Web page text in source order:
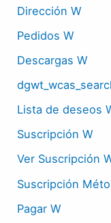
Dirección W
Pedidos W
Descargas W
Lista de deseos
Suscripción W
Ver Suscripción
Suscripción
Pagar W